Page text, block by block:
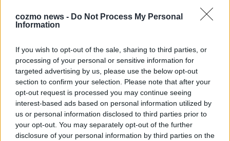
cozmo news - Do Not Process My Personal
Information
If you wish to opt-out of the sale, sharing to third parties, or
processing of your personal or sensitive information for
targeted advertising by us, please use the below opt-out
section to confirm your selection. Please note that after your
opt-out request is processed you may continue seeing
interest-based ads based on personal information utilized by
us or personal information disclosed to third parties prior to
your opt-out. You may separately opt-out of the further
disclosure of your personal information by third parties on the
ESC 2026: Ein Sieger, der klar überzeugt – und
eine Debatte, die nicht aufhört